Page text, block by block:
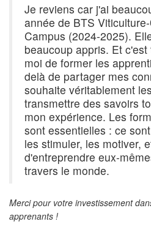
Je reviens car j'ai
année de BTS
Campus (2024-2025).
beaucoup appris. Et
moi de former les
delà de partager mes
souhaite véritablement
transmettre des savoirs
mon expérience. Les
sont essentielles : ce
les stimuler, les motiver,
d'entreprendre eux-
travers le monde.
Merci pour votre investissement
apprenants !